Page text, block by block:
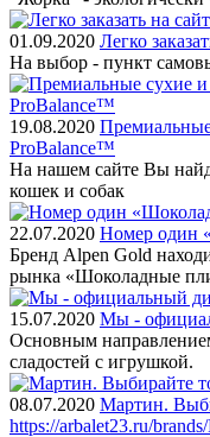
01.09.2020 Легко
На выбор - пункт
19.08.2020
ProBalance™
На нашем сайте Вы
кошек и собак
22.07.2020 Номер один
Бренд Alpen Gold
рынка «Шоколадные
15.07.2020 Мы -
Основным
сладостей с игрушкой.
08.07.2020 Мартин.
https://arbalet23.ru/